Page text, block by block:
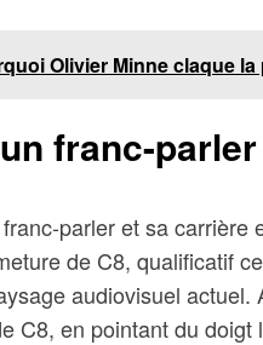
Olivier Minne claque
franc-
parler et sa carrière
de C8, qualificatif
audiovisuel
C8, en pointant du